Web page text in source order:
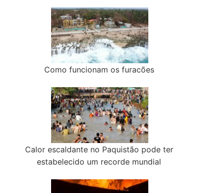
Como funcionam os furacões
Calor escaldante no Paquistão pode ter
estabelecido um recorde mundial